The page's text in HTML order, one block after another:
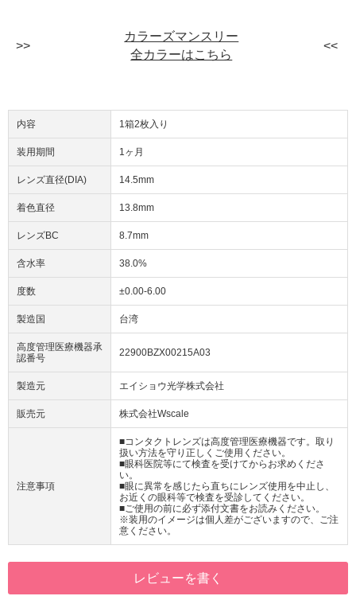
カラーズマンスリー
全カラーはこちら
内容 1箱2枚入り
装用期間 1ヶ月
レンズ直径(DIA) 14.5mm
着色直径 13.8mm
レンズBC 8.7mm
含水率 38.0%
度数 ±0.00-6.00
製造国 台湾
高度管理医療機器承
認番号
22900BZX00215A03
製造元 エイショウ光学株式会社
販売元 株式会社Wscale
注意事項
■コンタクトレンズは高度管理医療機器です。取り
扱い方法を守り正しくご使用ください。
■眼科医院等にて検査を受けてからお求めくださ
い。
■眼に異常を感じたら直ちにレンズ使用を中止し、
お近くの眼科等で検査を受診してください。
■ご使用の前に必ず添付文書をお読みください。
※装用のイメージは個人差がございますので、ご注
意ください。
レビューを書く